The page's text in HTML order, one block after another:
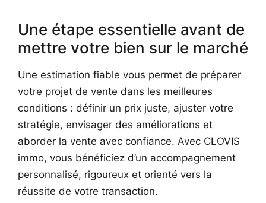
Une étape essentielle avant de
mettre votre bien sur le marché
Une estimation fiable vous permet de préparer
votre projet de vente dans les meilleures
conditions : définir un prix juste, ajuster votre
stratégie, envisager des améliorations et
aborder la vente avec confiance. Avec CLOVIS
immo, vous bénéficiez d’un accompagnement
personnalisé, rigoureux et orienté vers la
réussite de votre transaction.